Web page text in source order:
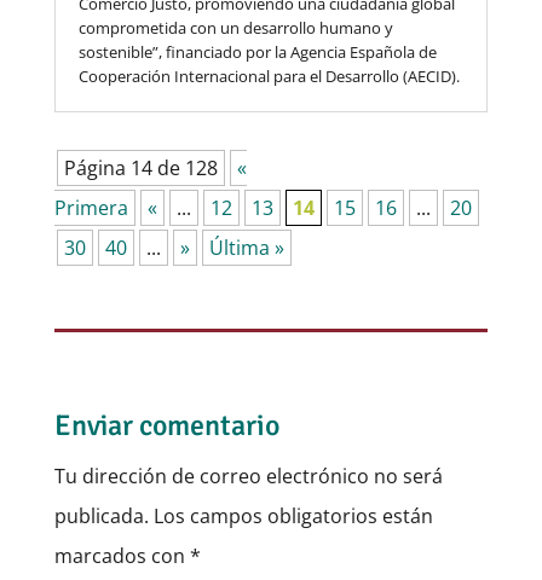
comprometida con un desarrollo humano y
sostenible”, financiado por la Agencia Española de
Cooperación Internacional para el Desarrollo (AECID).
Página 14 de 128
«
Primera
« ... 12 13 14 15 16 ...
20
30
40 ... » Última »
Enviar comentario
Tu dirección de correo electrónico no será
publicada. Los campos obligatorios están
marcados con *